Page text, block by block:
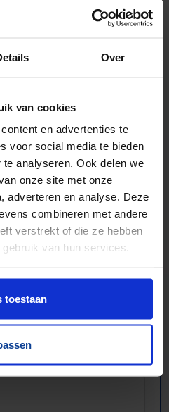
Over
van cookies
en advertenties te
voor social media te bieden
analyseren. Ook delen we
onze site met onze
adverteren en analyse. Deze
combineren met andere
verstrekt of die ze hebben
van hun services.
toestaan
in voorraad
en voor stortgoed
banden direct leverbaar
en gebruikt